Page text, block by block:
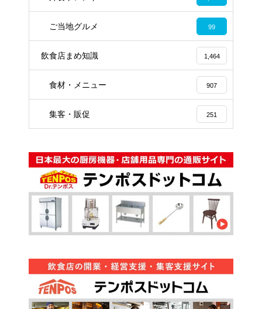
ご当地グルメ 99
飲食店まめ知識 1,464
食材・メニュー 907
集客・販促 251